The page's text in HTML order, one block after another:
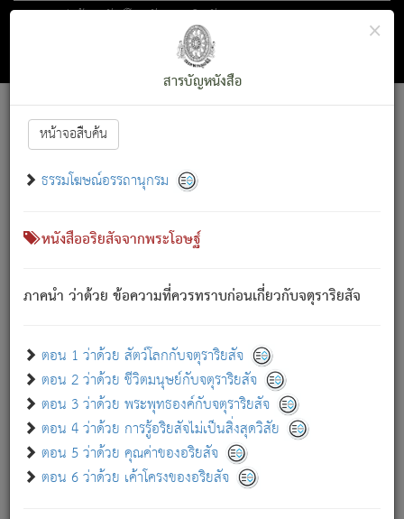
ตอน 1 ว่าด้วย สัตว์โลกกับจตุราริยสัจ
สารบัญ×
สารบัญหนังสือ
หน้าจอสืบค้น
ธรรมโฆษณ์อรรถานุกรม
หนังสืออริยสัจจากพระโอษฐ์
ภาคนำ ว่าด้วย ข้อความที่ควรทราบก่อนเกี่ยวกับจตุราริยสัจ
ตอน 1 ว่าด้วย สัตว์โลกกับจตุราริยสัจ
ตอน 2 ว่าด้วย ชีวิตมนุษย์กับจตุราริยสัจ
ตอน 3 ว่าด้วย พระพุทธองค์กับจตุราริยสัจ
ตอน 4 ว่าด้วย การรู้อริยสัจไม่เป็นสิ่งสุดวิสัย
ตอน 5 ว่าด้วย คุณค่าของอริยสัจ
ตอน 6 ว่าด้วย เค้าโครงของอริยสัจ
Font :15 ]||
สัตว์โลกนี้ เกิดความเดือดร้อนแล้ว มีผัสสะบังหน้า
เขาสำคัญสิ่งใด โดยความเป็นประการใด แต่สิ่งนั้นย่อมเป็น
(ตามที่เป็นจริง) โดยประการอื่นจากที่เขาสำคัญนั้น
สัตว์โลกติดข้องอยู่ในภพ ถูกภพบังหน้าแล้ว มีภพโดยความ
เป็นอย่างอื่น (จากที่มันเป็นอยู่จริง) จึงได้เพลิดเพลินยิ่งนักในภพ
เขาเพลิดเพลินยิ่งนักในสิ่งใด สิ่งนั้นเป็นภัย (ที่เขาไม่รู้จัก)
เขากลัวต่อสิ่งใดสิ่งนั้นเป็นทุกข์
พรหมจรรย์นี้ อันบุคคลย่อมประพฤติ ก็เพื่อการละขาดซึ่ง
ภพ.
สมณะหรือพราหมณ์เหล่าใด กล่าวความหลุดพ้นจากภพว่า
มีได้เพราะภพ เรากล่าวว่า สมณะหรือพราหมณ์ทั้งปวงนั้น
มิใช่ผู้หลดพ้นจากภพ.